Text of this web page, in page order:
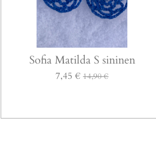
Sofia Matilda S sininen
7,45 € 14,90 €